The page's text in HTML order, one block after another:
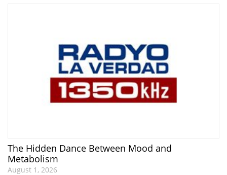
The Hidden Dance Between Mood and
Metabolism
August 1, 2026